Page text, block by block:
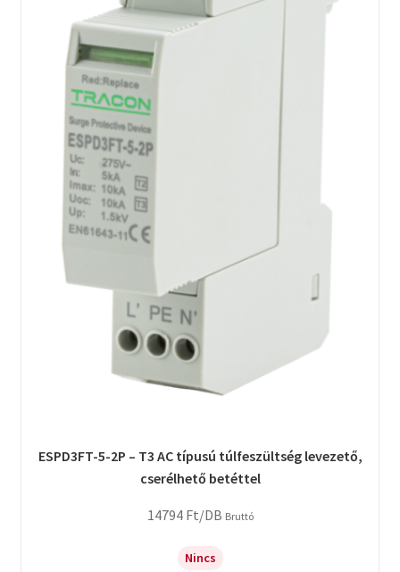
ESPD3FT-5-2P – T3 AC típusú túlfeszültség levezető,
cserélhető betéttel
14794 Ft/DB Bruttó
Nincs